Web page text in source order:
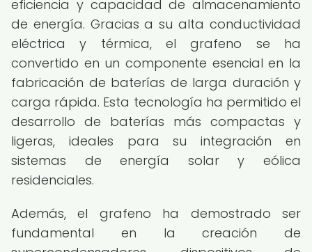
eficiencia y capacidad de almacenamiento
de energía. Gracias a su alta conductividad
eléctrica y térmica, el grafeno se ha
convertido en un componente esencial en la
fabricación de baterías de larga duración y
carga rápida. Esta tecnología ha permitido el
desarrollo de baterías más compactas y
ligeras, ideales para su integración en
sistemas de energía solar y eólica
residenciales.
Además, el grafeno ha demostrado ser
fundamental en la creación de